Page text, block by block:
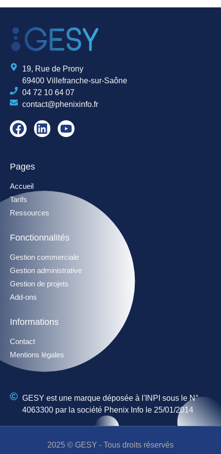
19, Rue de Prony
69400 Villefranche-sur-Saône
04 72 10 64 07
contact@phenixinfo.fr
Pages
Accueil
Tarifs
Ressources
Fonctionnalités
Gestion commerciale
Gestion administrative
Gestion de projets
Add-ons
Informations
Contact
Mentions légales
GESY est une marque déposée à l'INPI sous le N°
4063300 par la société Phenix Info le 25/01/2014
2025 © GESY - Tous droits réservés